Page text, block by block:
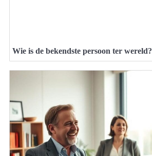
Wie is de bekendste persoon ter wereld?